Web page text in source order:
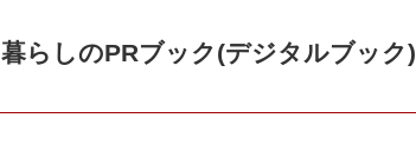
暮らしのPRブック(デジタルブック)